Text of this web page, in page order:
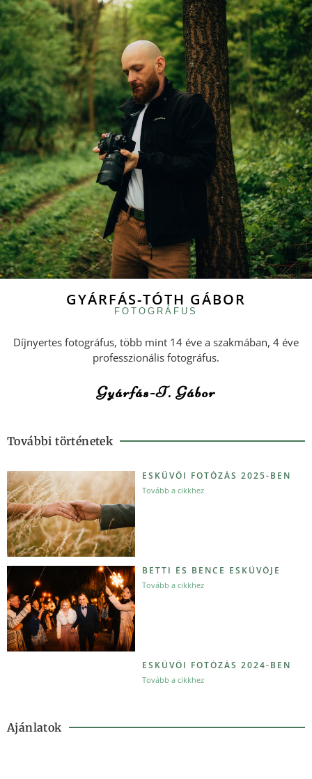
GYÁRFÁS-TÓTH GÁBOR
FOTOGRÁFUS
Díjnyertes fotográfus, több mint 14 éve a szakmában, 4 éve
professzionális fotográfus.
Gyárfás-T. Gábor
További történetek
ESKÜVŐI FOTÓZÁS 2025-BEN
Tovább a cikkhez
BETTI ÉS BENCE ESKÜVŐJE
Tovább a cikkhez
ESKÜVŐI FOTÓZÁS 2024-BEN
Tovább a cikkhez
Ajánlatok